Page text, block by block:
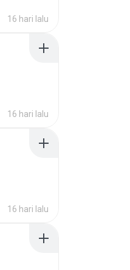
16 hari lalu
16 hari lalu
16 hari lalu